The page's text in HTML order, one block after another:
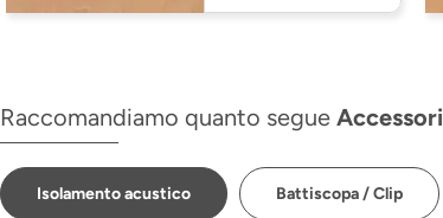
Raccomandiamo quanto segue Accessori
Isolamento acustico Battiscopa / Clip